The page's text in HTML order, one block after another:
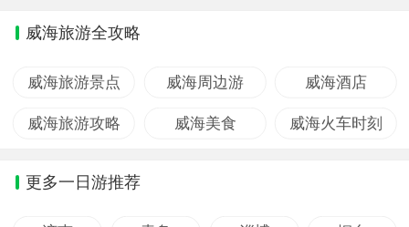
威海旅游全攻略
威海旅游景点 威海周边游 威海酒店
威海旅游攻略 威海美食 威海火车时刻
更多一日游推荐